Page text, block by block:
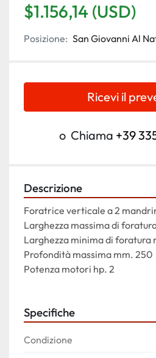
$1.156,14 (USD)
Posizione: San Giovanni Al
Ricevi il
o Chiama +39
Descrizione
Foratrice verticale a 2
Larghezza massima di
Larghezza minima di foratura
Profondità massima mm. 250
Potenza motori hp. 2
Specifiche
Condizione